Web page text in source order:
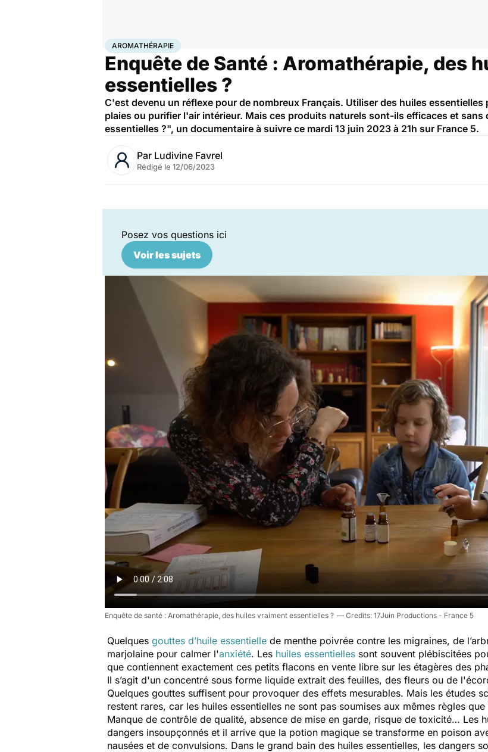
AccueilBien-êtreAromathérapie
AROMATHÉRAPIE
Enquête de Santé : Aromathérapie, des
essentielles ?
C'est devenu un réflexe pour de nombreux Français. Utiliser des huiles
plaies ou purifier l'air intérieur. Mais ces produits naturels sont-ils efficaces et
essentielles ?", un documentaire à suivre ce mardi 13 juin 2023 à 21h sur France 5.
Par Ludivine Favrel
Rédigé le 12/06/2023
Posez vos questions ici
Voir les sujets
Enquête de santé : Aromathérapie, des huiles vraiment essentielles ? 17Juin Productions - France 5
Quelques gouttes d’huile essentielle de menthe poivrée contre les migraines, de
marjolaine pour calmer l'anxiété. Les huiles essentielles sont souvent plébiscitées
que contiennent exactement ces petits flacons en vente libre sur les étagères des
Il s’agit d'un concentré sous forme liquide extrait des feuilles, des fleurs ou de
Quelques gouttes suffisent pour provoquer des effets mesurables. Mais les études
restent rares, car les huiles essentielles ne sont pas soumises aux mêmes règles
Manque de contrôle de qualité, absence de mise en garde, risque de toxicité… Les
dangers insoupçonnés et il arrive que la potion magique se transforme en poison
nausées et de convulsions. Dans le grand bain des huiles essentielles, les dangers